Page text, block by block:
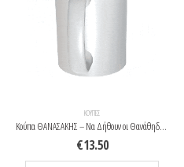
ΚΟΎΠΕΣ
Κούπα ΘΑΝΑΣΑΚΗΣ – Να Δήθουν οι Θανάθηδεθ – Λευκή
€13.50